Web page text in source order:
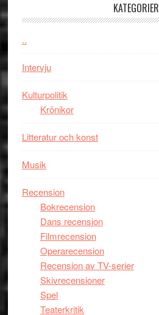
KATEGORIER
..
Intervju
Kulturpolitik
Krönikor
Litteratur och konst
Musik
Recension
Bokrecension
Dans recension
Filmrecension
Operarecension
Recension av TV-serier
Skivrecensioner
Spel
Teaterkritik